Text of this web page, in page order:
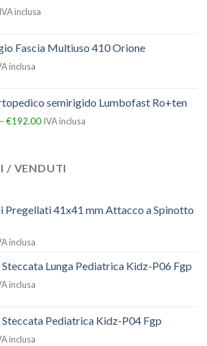
IVA inclusa
Fascia Multiuso 410 Orione
inclusa
semirigido Lumbofast Ro+ten
– €192.00 IVA inclusa
/ VENDUTI
Pregellati 41x41 mm Attacco a Spinotto
inclusa
Steccata Lunga Pediatrica Kidz-P06 Fgp
inclusa
Steccata Pediatrica Kidz-P04 Fgp
inclusa